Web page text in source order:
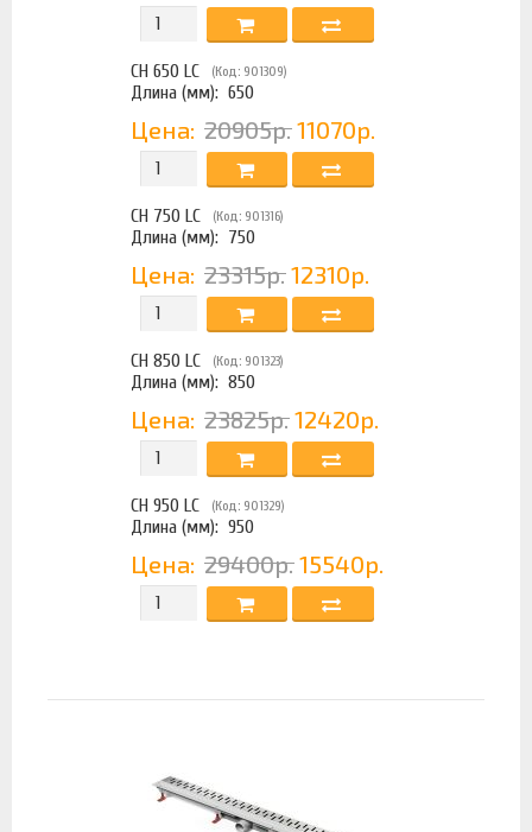
CH 650 LC (Код: 901309)
Длина (мм): 650
Цена: 20905р. 11070р.
CH 750 LC (Код: 901316)
Длина (мм): 750
Цена: 23315р. 12310р.
CH 850 LC (Код: 901323)
Длина (мм): 850
Цена: 23825р. 12420р.
CH 950 LC (Код: 901329)
Длина (мм): 950
Цена: 29400р. 15540р.